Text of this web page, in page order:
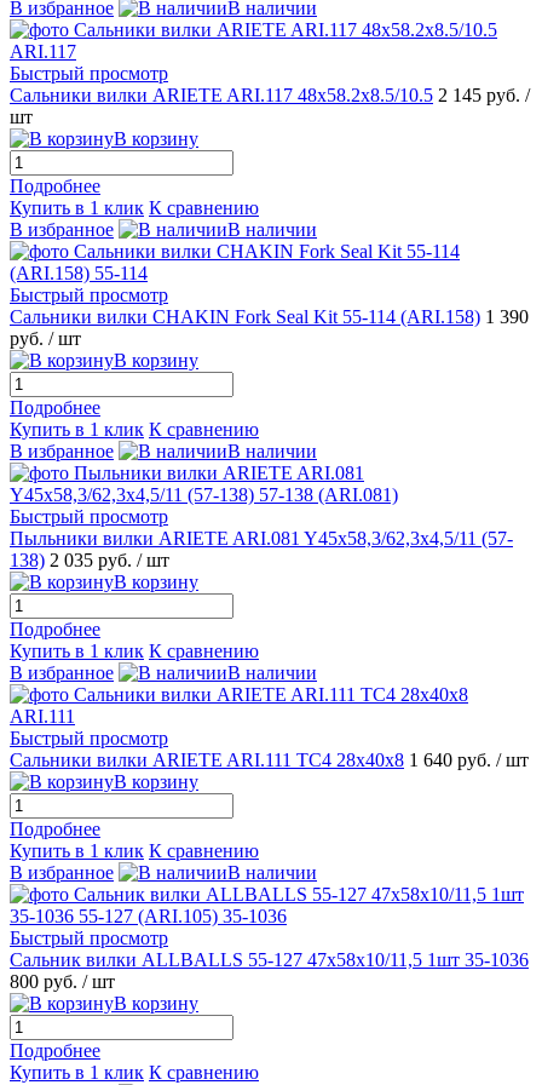
В избранное В наличии
Быстрый просмотр
Сальники вилки ARIETE ARI.117 48x58.2x8.5/10.5 2 145 руб. /
шт
В корзину
Подробнее
Купить в 1 клик К сравнению
В избранное
В наличии
Быстрый просмотр
Сальники вилки CHAKIN Fork Seal Kit 55-114 (ARI.158) 1 390
руб. / шт
В корзину
Подробнее
Купить в 1 клик К сравнению
В избранное
В наличии
Быстрый просмотр
Пыльники вилки ARIETE ARI.081 Y45x58,3/62,3x4,5/11 (57-
138) 2 035 руб. / шт
В корзину
Подробнее
Купить в 1 клик К сравнению
В избранное
В наличии
Быстрый просмотр
Сальники вилки ARIETE ARI.111 TC4 28x40x8 1 640 руб. / шт
В корзину
Подробнее
Купить в 1 клик К сравнению
В избранное
В наличии
Быстрый просмотр
Сальник вилки ALLBALLS 55-127 47x58x10/11,5 1шт 35-1036
800 руб. / шт
В корзину
Подробнее
Купить в 1 клик К сравнению